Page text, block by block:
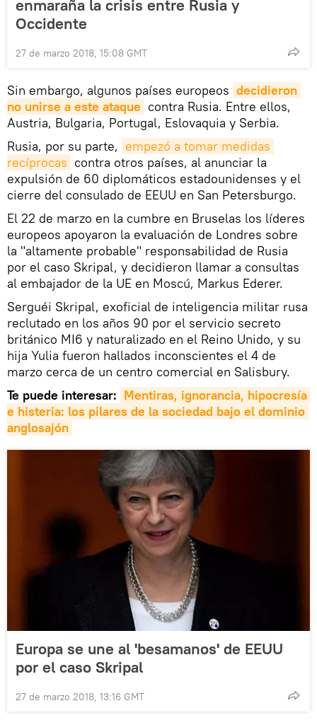
enmaraña la crisis entre Rusia y
Occidente
27 de marzo 2018, 15:08 GMT
Sin embargo, algunos países europeos decidieron
no unirse a este ataque contra Rusia. Entre ellos,
Austria, Bulgaria, Portugal, Eslovaquia y Serbia.
Rusia, por su parte, empezó a tomar medidas
recíprocas contra otros países, al anunciar la
expulsión de 60 diplomáticos estadounidenses y el
cierre del consulado de EEUU en San Petersburgo.
El 22 de marzo en la cumbre en Bruselas los líderes
europeos apoyaron la evaluación de Londres sobre
la "altamente probable" responsabilidad de Rusia
por el caso Skripal, y decidieron llamar a consultas
al embajador de la UE en Moscú, Markus Ederer.
Serguéi Skripal, exoficial de inteligencia militar rusa
reclutado en los años 90 por el servicio secreto
británico MI6 y naturalizado en el Reino Unido, y su
hija Yulia fueron hallados inconscientes el 4 de
marzo cerca de un centro comercial en Salisbury.
Te puede interesar: Mentiras, ignorancia, hipocresía
e histeria: los pilares de la sociedad bajo el dominio
anglosajón
Europa se une al 'besamanos' de EEUU
por el caso Skripal
27 de marzo 2018, 13:16 GMT